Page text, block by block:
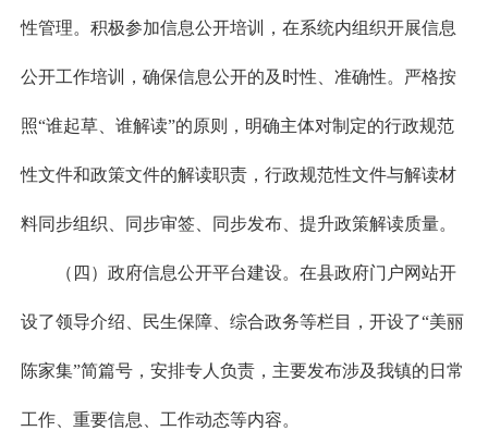
性管理。积极参加信息公开培训，在系统内组织开展信息
公开工作培训，确保信息公开的及时性、准确性。严格按
照“谁起草、谁解读”的原则，明确主体对制定的行政规范
性文件和政策文件的解读职责，行政规范性文件与解读材
料同步组织、同步审签、同步发布、提升政策解读质量。
（四）政府信息公开平台建设。在县政府门户网站开
设了领导介绍、民生保障、综合政务等栏目，开设了“美丽
陈家集”简篇号，安排专人负责，主要发布涉及我镇的日常
工作、重要信息、工作动态等内容。